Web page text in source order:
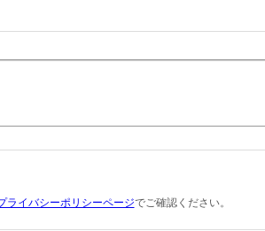
ライバシーポリシーページでご確認ください。